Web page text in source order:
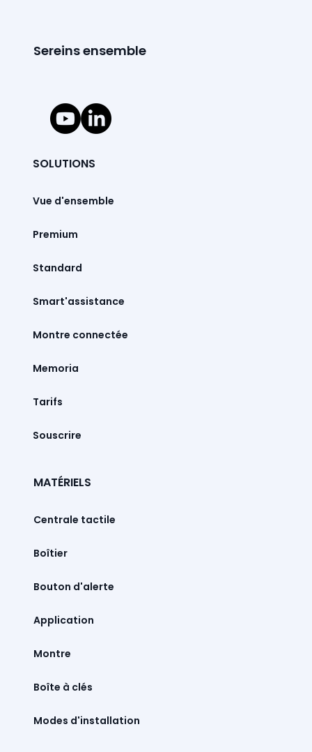
Sereins ensemble
SOLUTIONS
Vue d'ensemble
Premium
Standard
Smart'assistance
Montre connectée
Memoria
Tarifs
Souscrire
MATÉRIELS
Centrale tactile
Boîtier
Bouton d'alerte
Montre
Boîte à clés
Modes d'installation